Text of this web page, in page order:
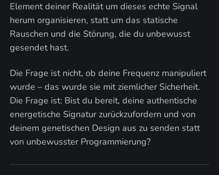
Element deiner Realität um dieses echte Signal
herum organisieren, statt um das statische
Rauschen und die Störung, die du unbewusst
gesendet hast.
Die Frage ist nicht, ob deine Frequenz manipuliert
wurde – das wurde sie mit ziemlicher Sicherheit.
Die Frage ist: Bist du bereit, deine authentische
energetische Signatur zurückzufordern und von
deinem genetischen Design aus zu senden statt
von unbewusster Programmierung?